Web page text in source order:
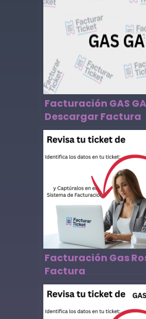
Facturación GAS
Descargar Factura
Facturación Gas
Factura